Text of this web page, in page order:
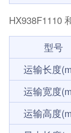
HX938F1110
型号
运输长度
运输宽度
运输高度